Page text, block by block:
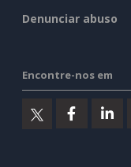
Denunciar abuso
Encontre-nos em